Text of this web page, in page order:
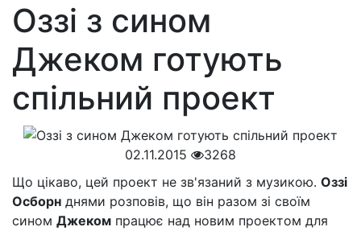
Оззі з сином
Джеком готують
спільний проект
02.11.2015
3268
Що цікаво, цей проект не зв'язаний з музикою. Оззі
Осборн днями розповів, що він разом зі своїм
сином Джеком працює над новим проектом для